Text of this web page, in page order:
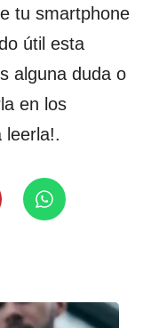
tu smartphone
útil esta
alguna duda o
en los
leerla!.